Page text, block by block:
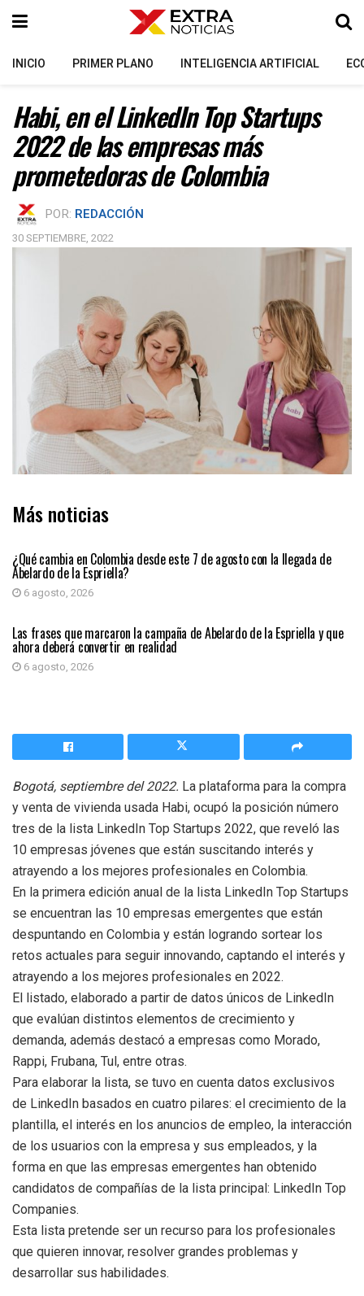
INICIO PRIMER PLANO INTELIGENCIA ARTIFICIAL
Habi, en el LinkedIn Top Startups
2022 de las empresas más
prometedoras de Colombia
POR: REDACCIÓN
30 SEPTIEMBRE, 2022
Más noticias
¿Qué cambia en Colombia desde este 7 de agosto con la llegada de
Abelardo de la Espriella?
6 agosto, 2026
PRIMER PLANO
Las frases que marcaron la campaña de Abelardo de la Espriella y que
ahora deberá convertir en realidad
6 agosto, 2026
Bogotá, septiembre del 2022. La plataforma para la compra
y venta de vivienda usada Habi, ocupó la posición número
tres de la lista LinkedIn Top Startups 2022, que reveló las
10 empresas jóvenes que están suscitando interés y
atrayendo a los mejores profesionales en Colombia.
En la primera edición anual de la lista LinkedIn Top Startups
se encuentran las 10 empresas emergentes que están
despuntando en Colombia y están logrando sortear los
retos actuales para seguir innovando, captando el interés y
atrayendo a los mejores profesionales en 2022.
El listado, elaborado a partir de datos únicos de LinkedIn
que evalúan distintos elementos de crecimiento y
demanda, además destacó a empresas como Morado,
Rappi, Frubana, Tul, entre otras.
Para elaborar la lista, se tuvo en cuenta datos exclusivos
de LinkedIn basados en cuatro pilares: el crecimiento de la
plantilla, el interés en los anuncios de empleo, la interacción
de los usuarios con la empresa y sus empleados, y la
forma en que las empresas emergentes han obtenido
candidatos de compañías de la lista principal: LinkedIn Top
Companies.
Esta lista pretende ser un recurso para los profesionales
que quieren innovar, resolver grandes problemas y
desarrollar sus habilidades.